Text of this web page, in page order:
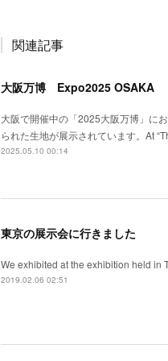
関連記事
大阪万博 Expo2025 OSAKA
大阪で開催中の「2025大阪万博」に
られた生地が展示されています。At
2025.05.10 00:14
東京の展示会に行きました
We exhibited at the exhibition held in
2019.02.06 02:51